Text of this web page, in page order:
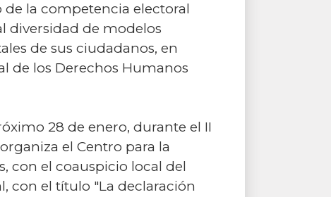
de la competencia electoral
diversidad de modelos
de sus ciudadanos, en
de los Derechos Humanos
28 de enero, durante el II
el Centro para la
con el coauspicio local del
con el título "La declaración